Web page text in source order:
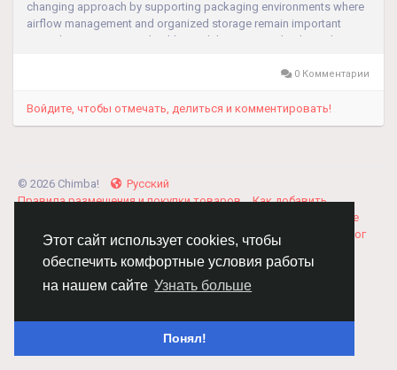
Этот сайт использует cookies, чтобы
обеспечить комфортные условия работы
на нашем сайте Узнать больше
Понял!
changing approach by supporting packaging environments where
airflow management and organized storage remain important
considerations. Across healthcare, laboratory, and industrial
0 Комментарии
Войдите, чтобы отмечать, делиться и комментировать!
© 2026 Chimba!
Русский
Правила размещения и покупки товаров
Как добавить
Соглашение
Политика Конфиденциальности
Свяжитесь с нами Каталог